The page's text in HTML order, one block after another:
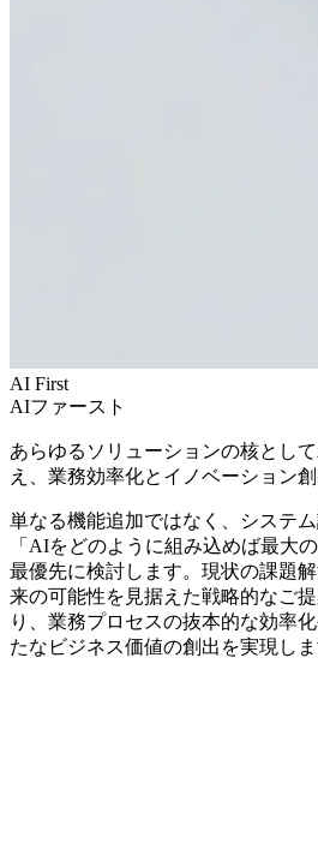
AI First
AIファースト
あらゆるソリューションの核とし
え、業務効率化とイノベーション
単なる機能追加ではなく、システ
「AIをどのように組み込めば最大
最優先に検討します。現状の課題
来の可能性を見据えた戦略的なご
り、業務プロセスの抜本的な効率
たなビジネス価値の創出を実現しま